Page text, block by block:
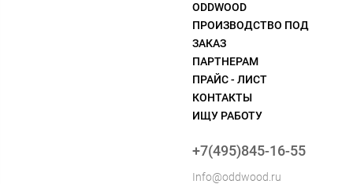
ODDWOOD
ПРОИЗВОДСТВО ПОД
ЗАКАЗ
ПАРТНЕРАМ
ПРАЙС - ЛИСТ
КОНТАКТЫ
ИЩУ РАБОТУ
+7(495)845-16-55
Info@oddwood.ru